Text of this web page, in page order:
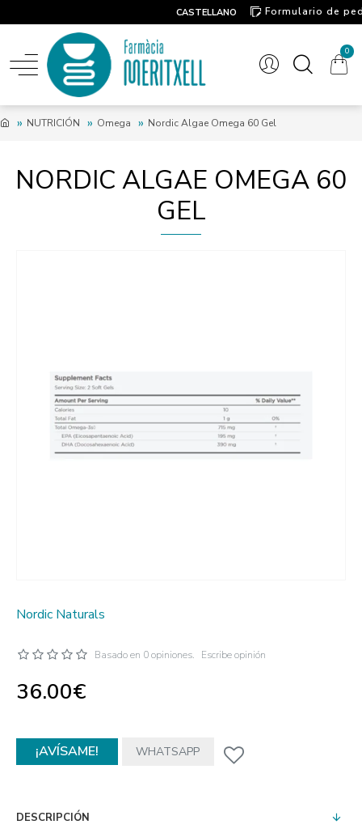
CASTELLANO
Formulario de
0
NUTRICIÓN Omega Nordic Algae Omega 60 Gel
NORDIC ALGAE OMEGA 60
GEL
Nordic Naturals
Basado en 0 opiniones. Escribe opinión
36.00€
¡AVÍSAME! WHATSAPP
DESCRIPCIÓN